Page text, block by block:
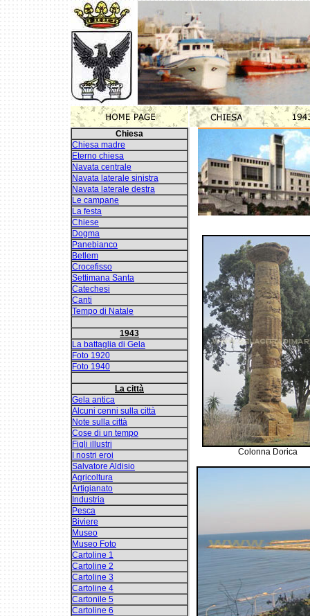
Chiesa
Chiesa madre
Eterno chiesa
Navata centrale
Navata laterale sinistra
Navata laterale destra
Le campane
La festa
Chiese
Dogma
Panebianco
Betlem
Crocefisso
Settimana Santa
Catechesi
Canti
Tempo di Natale
1943
La battaglia di Gela
Foto 1920
Foto 1940
La città
Gela antica
Alcuni cenni sulla città
Note sulla città
Cose di un tempo
Figli illustri
I nostri eroi
Salvatore Aldisio
Agricoltura
Artigianato
Industria
Pesca
Biviere
Museo
Museo Foto
Cartoline 1
Cartoline 2
Cartoline 3
Cartoline 4
Cartonile 5
Cartoline 6
Colonna Dorica